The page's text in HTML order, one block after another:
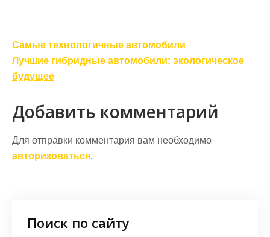
Навигация
по
записям
Самые технологичные автомобили
Лучшие гибридные автомобили: экологическое
будущее
Добавить комментарий
Для отправки комментария вам необходимо
авторизоваться.
Поиск по сайту